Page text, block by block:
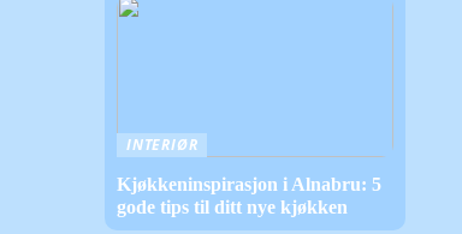
INTERIØR
Kjøkkeninspirasjon i Alnabru: 5
gode tips til ditt nye kjøkken